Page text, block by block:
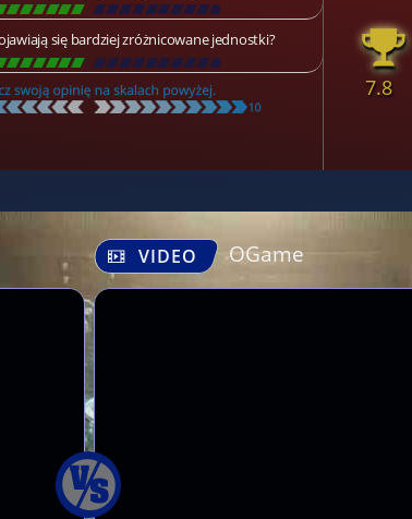
\\\\\\ \\\\\\\\\]
się bardziej zróżnicowane jednostki?
\\\\\\ \\\\\\\\\]
7.8
VIDEO OGame